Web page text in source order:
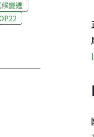
變遷